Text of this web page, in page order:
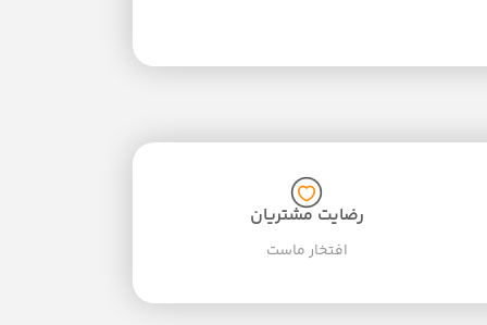
رضایت مشتریان
افتخار ماست